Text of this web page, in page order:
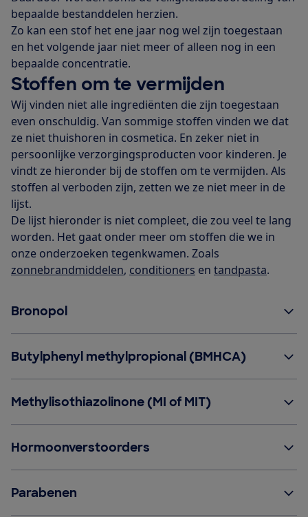
bepaalde bestanddelen herzien.
Zo kan een stof het ene jaar nog wel zijn toegestaan
en het volgende jaar niet meer of alleen nog in een
bepaalde concentratie.
Stoffen om te vermijden
Wij vinden niet alle ingrediënten die zijn toegestaan
even onschuldig. Van sommige stoffen vinden we dat
ze niet thuishoren in cosmetica. En zeker niet in
persoonlijke verzorgingsproducten voor kinderen. Je
vindt ze hieronder bij de stoffen om te vermijden. Als
stoffen al verboden zijn, zetten we ze niet meer in de
lijst.
De lijst hieronder is niet compleet, die zou veel te lang
worden. Het gaat onder meer om stoffen die we in
onze onderzoeken tegenkwamen. Zoals
zonnebrandmiddelen, conditioners en tandpasta.
Bronopol
Butylphenyl methylpropional (BMHCA)
Methylisothiazolinone (MI of MIT)
Hormoonverstoorders
Parabenen